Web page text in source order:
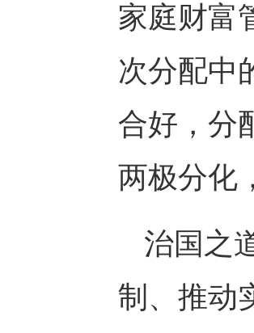
家庭财富
次分配中
合好，分
两极分化
治国之
制、推动